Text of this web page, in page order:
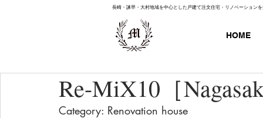
長崎・諫早・大村地域を中心とした戸建て注文住宅・リノベーション
HOME
Re-MiX10［
Category: Renovation house